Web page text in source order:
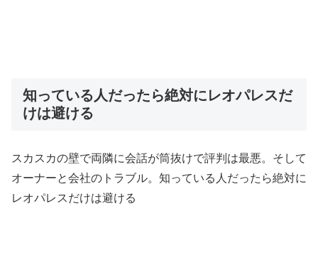
知っている人だったら絶対にレオパレスだ
けは避ける
スカスカの壁で両隣に会話が筒抜けで評判は最悪。そして
オーナーと会社のトラブル。知っている人だったら絶対に
レオパレスだけは避ける